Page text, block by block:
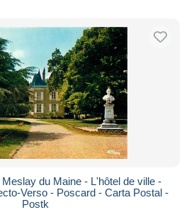
Aplicar
du Maine - L'hôtel de ville -
Verso - Poscard - Carta Postal -
Postk